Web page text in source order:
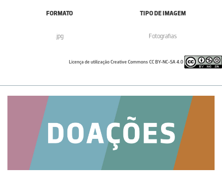
FORMATO
.jpg
TIPO DE IMAGEM
Fotografias
Licença de utilização Creative Commons CC BY-NC-SA 4.0